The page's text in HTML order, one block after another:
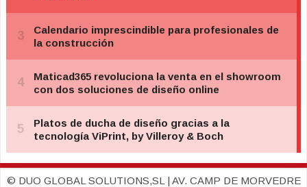
© DUO GLOBAL SOLUTIONS,SL | AV. CAMP DE MORVEDRE